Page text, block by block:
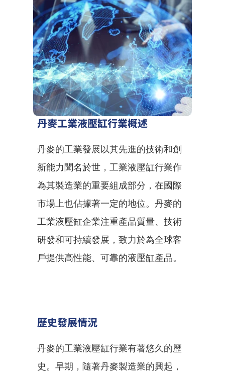
丹麥工業液壓缸行業概述
丹麥的工業發展以其先進的技術和創
新能力聞名於世，工業液壓缸行業作
為其製造業的重要組成部分，在國際
市場上也佔據著一定的地位。丹麥的
工業液壓缸企業注重產品質量、技術
研發和可持續發展，致力於為全球客
戶提供高性能、可靠的液壓缸產品。
歷史發展情況
丹麥的工業液壓缸行業有著悠久的歷
史。早期，隨著丹麥製造業的興起，